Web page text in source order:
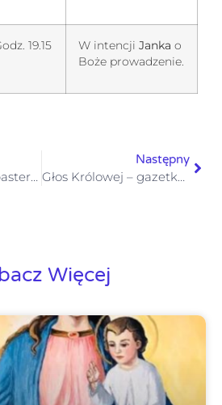
19.15 W intencji Janka o
Boże prowadzenie.
Ogłoszenia Duszpasterskie III Niedziela Wielkiego Postu 3 marca 2024 r.
Następny
Głos Królowej – gazetka numer 9 – 3 marca 2024
Więcej